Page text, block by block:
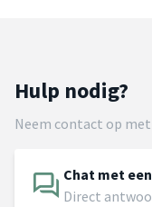
Hulp nodig?
Neem contact op
Chat met
Direct